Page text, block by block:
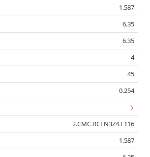
1.587
6.35
6.35
4
45
0.254
2.CMC.RCFN3Z4.F116
1.587